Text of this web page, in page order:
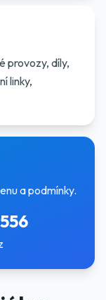
provozy, díly,
linky,
a podmínky.